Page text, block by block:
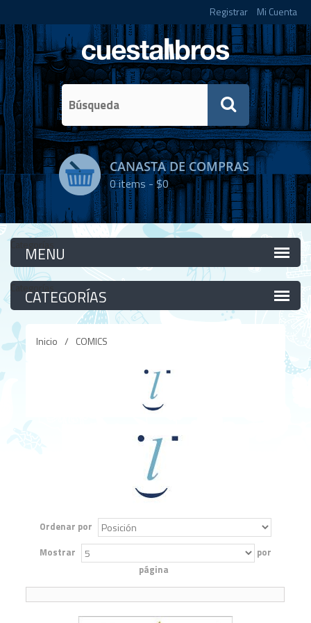
Registrar Mi Cuenta
CANASTA DE COMPRAS
0items -$0
Categorías
Categorías
Inicio / COMICS
Ordenar por
Mostrar
por
página